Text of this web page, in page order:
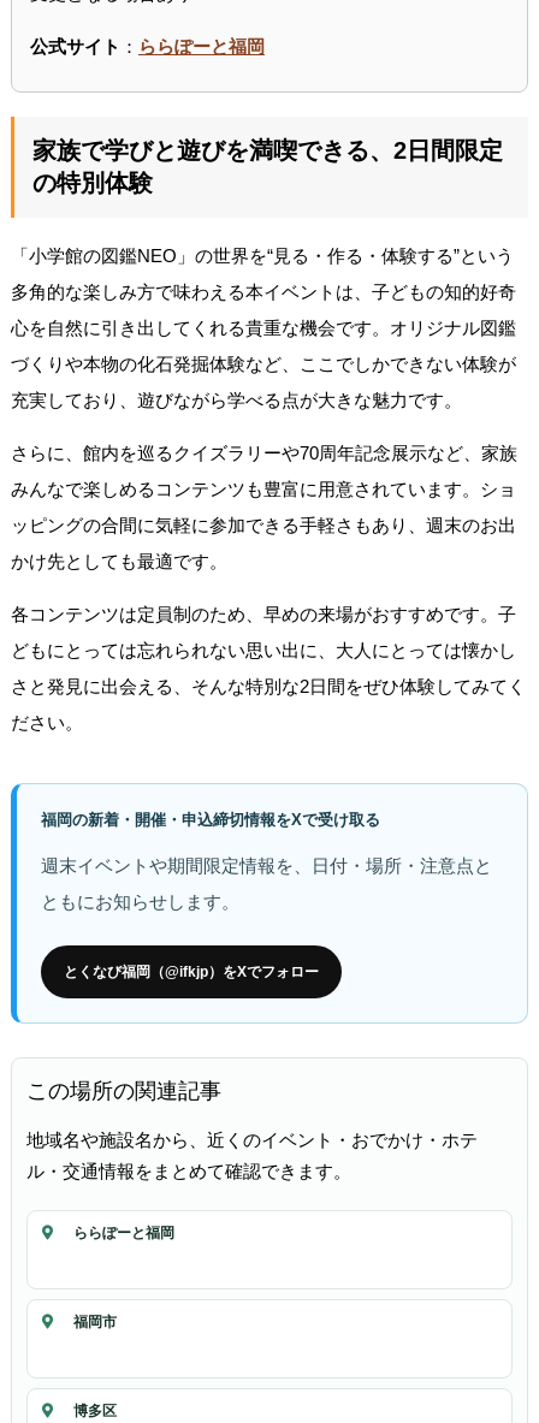
公式サイト ： ららぽーと福岡
家族で学びと遊びを満喫できる、2日間限定
の特別体験
「小学館の図鑑NEO」の世界を“見る・作る・体験する”という
多角的な楽しみ方で味わえる本イベントは、子どもの知的好奇
心を自然に引き出してくれる貴重な機会です。オリジナル図鑑
づくりや本物の化石発掘体験など、ここでしかできない体験が
充実しており、遊びながら学べる点が大きな魅力です。
さらに、館内を巡るクイズラリーや70周年記念展示など、家族
みんなで楽しめるコンテンツも豊富に用意されています。ショ
ッピングの合間に気軽に参加できる手軽さもあり、週末のお出
かけ先としても最適です。
各コンテンツは定員制のため、早めの来場がおすすめです。子
どもにとっては忘れられない思い出に、大人にとっては懐かし
さと発見に出会える、そんな特別な2日間をぜひ体験してみてく
ださい。
福岡の新着・開催・申込締切情報をXで受け取る
週末イベントや期間限定情報を、日付・場所・注意点と
ともにお知らせします。
とくなび福岡（@ifkjp）をXでフォロー
この場所の関連記事
地域名や施設名から、近くのイベント・おでかけ・ホテ
ル・交通情報をまとめて確認できます。
ららぽーと福岡
福岡市
博多区